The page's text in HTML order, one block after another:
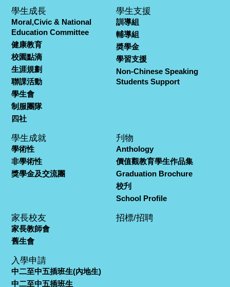
學生成長
Moral,Civic & National
Education Committee
健康教育
校園點滴
生涯規劃
聯課活動
學生會
制服團隊
四社
學生支援
訓導組
輔導組
奬學金
學習支援
Non-Chinese Speaking
Students Support
學生成就
學術性
非學術性
獎學金及交流團
刋物
Anthology
價值觀教育學生作品集
Graduation Brochure
校刋
School Profile
家長校友
家長教師會
舊生會
招標/招聘
入學申請
中二至中五插班生(內地生)
中二至中五插班生